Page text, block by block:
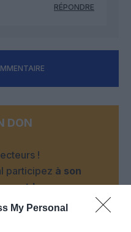
My Personal
RÉPONDRE
DON
!
participez à son
!